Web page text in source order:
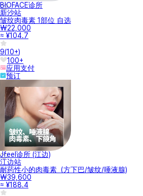
BIOFACE诊所
新沙站
皱纹肉毒素 1部位 自选
₩22,000
≈ ¥104.7
9(10+)
100+
应用支付
预订
Jfeel诊所 (江边)
江边站
耐药性小的肉毒素（方下巴/皱纹/唾液腺)
₩39,600
≈ ¥188.4